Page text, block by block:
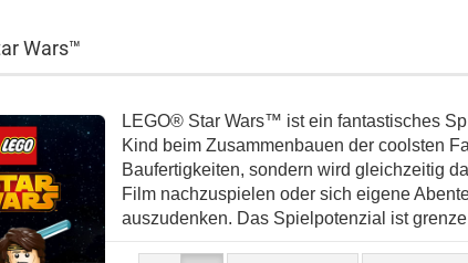
Wars™
LEGO® Star Wars™ ist ein fantastisches
Kind beim Zusammenbauen der coolsten
Baufertigkeiten, sondern wird gleichzeitig
Film nachzuspielen oder sich eigene
auszudenken. Das Spielpotenzial ist